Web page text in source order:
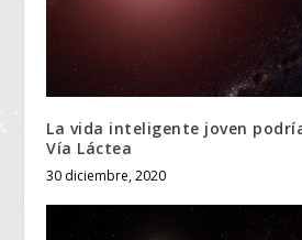
La vida inteligente joven
Vía Láctea
30 diciembre, 2020